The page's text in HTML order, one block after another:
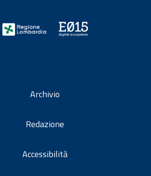
Archivio
Redazione
Accessibilità